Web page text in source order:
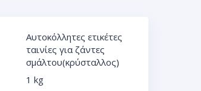
Αυτοκόλλητες ετικέτες
ταινίες για ζάντες
σμάλτου(κρύσταλλος)
1 kg